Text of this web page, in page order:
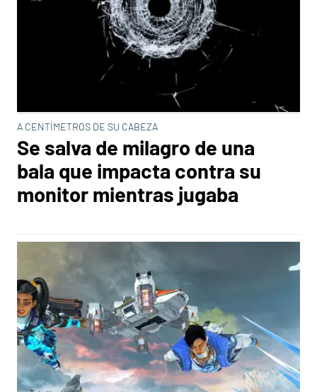
A CENTÍMETROS DE SU CABEZA
Se salva de milagro de una
bala que impacta contra su
monitor mientras jugaba